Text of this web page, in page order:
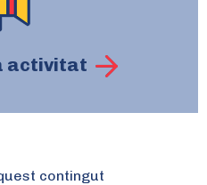
activitat
contingut